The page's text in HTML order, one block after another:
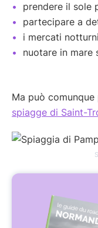
prendere il sole
partecipare a
i mercati
nuotare in mare
Ma può
spiagge di Saint-